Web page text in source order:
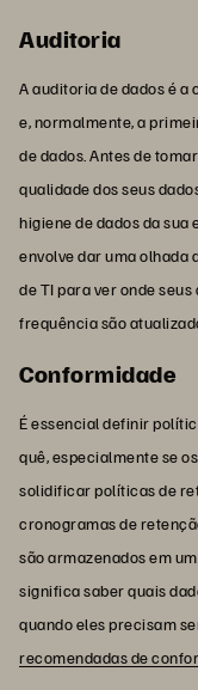
Auditoria
A auditoria de dados é a
e, normalmente, a
de dados. Antes de
qualidade dos seus
higiene de dados da
envolve dar uma olhada
de TI para ver onde
frequência são
Conformidade
É essencial definir
quê, especialmente se
solidificar políticas de
cronogramas de
são armazenados em
significa saber quais
quando eles precisam
recomendadas de